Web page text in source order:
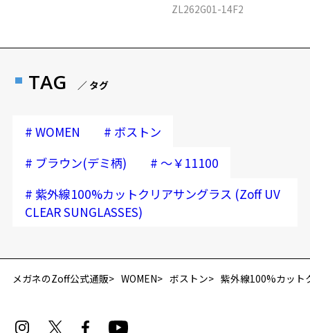
再入荷お知らせメールのお申し込み
ZL262G01-14F2
TAG ／ タグ
# WOMEN # ボストン
# ブラウン(デミ柄) # ～￥11100
# 紫外線100%カットクリアサングラス (Zoff UV
CLEAR SUNGLASSES)
メガネのZoff公式通販 WOMEN ボストン 紫外線100%カット